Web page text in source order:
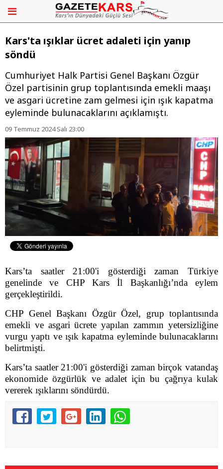
Kars'ta ışıklar ücret adaleti için yanıp
söndü
​​​​​​​Cumhuriyet Halk Partisi Genel Başkanı Özgür
Özel partisinin grup toplantısında emekli maaşı
ve asgari ücretine zam gelmesi için ışık kapatma
eyleminde bulunacaklarını açıklamıştı.
09 Temmuz 2024 Salı 23:00
Kars’ta saatler 21:00'i gösterdiği zaman Türkiye
genelinde ve CHP Kars İl Başkanlığı’nda eylem
gerçekleştirildi.
CHP Genel Başkanı Özgür Özel, grup toplantısında
emekli ve asgari ücrete yapılan zammın yetersizliğine
vurgu yaptı ve ışık kapatma eyleminde bulunacaklarını
belirtmişti.
Kars’ta saatler 21:00'i gösterdiği zaman birçok vatandaş
ekonomide özgürlük ve adalet için bu çağrıya kulak
vererek ışıklarını söndürdü.